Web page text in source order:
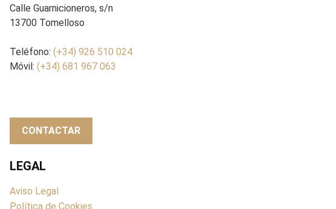
Calle Guarnicioneros, s/n
13700 Tomelloso
Teléfono: (+34) 926 510 024
Móvil: (+34) 681 967 063
CONTACTAR
LEGAL
Aviso Legal
Política de Cookies